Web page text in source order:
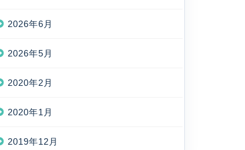
2026年6月
2026年5月
2020年2月
2020年1月
2019年12月